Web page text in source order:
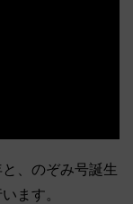
、のぞみ号誕生
ます。